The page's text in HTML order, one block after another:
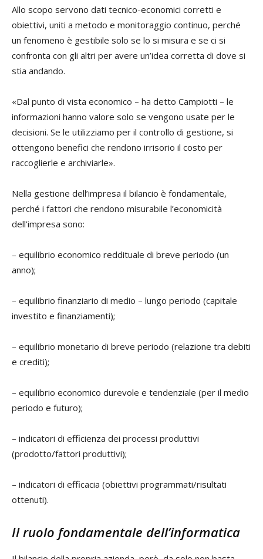
Allo scopo servono dati tecnico-economici corretti e
obiettivi, uniti a metodo e monitoraggio continuo, perché
un fenomeno è gestibile solo se lo si misura e se ci si
confronta con gli altri per avere un’idea corretta di dove si
stia andando.
«Dal punto di vista economico – ha detto Campiotti – le
informazioni hanno valore solo se vengono usate per le
decisioni. Se le utilizziamo per il controllo di gestione, si
ottengono benefici che rendono irrisorio il costo per
raccoglierle e archiviarle».
Nella gestione dell’impresa il bilancio è fondamentale,
perché i fattori che rendono misurabile l’economicità
dell’impresa sono:
– equilibrio economico reddituale di breve periodo (un
anno);
– equilibrio finanziario di medio – lungo periodo (capitale
investito e finanziamenti);
– equilibrio monetario di breve periodo (relazione tra debiti
e crediti);
– equilibrio economico durevole e tendenziale (per il medio
periodo e futuro);
– indicatori di efficienza dei processi produttivi
(prodotto/fattori produttivi);
– indicatori di efficacia (obiettivi programmati/risultati
ottenuti).
Il ruolo fondamentale dell’informatica